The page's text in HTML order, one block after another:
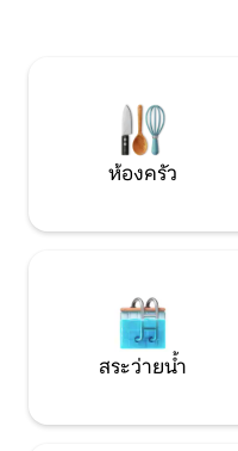
และความบันเทิงอื่นๆ อีกม
เที่ยวของเบ็ตตี้เพื่อดูข้อมูล
ห้องครัว
สระว่ายน้ำ